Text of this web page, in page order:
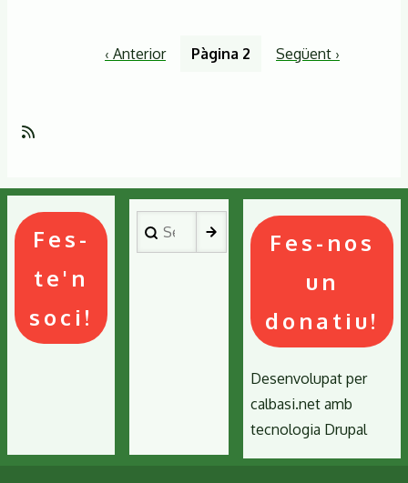
Pàgina
‹ Anterior Pàgina 2
Pàgina
Següent ›
Fes-
te'n
soci!
Search
Fes-nos
un
donatiu!
Desenvolupat per
calbasi.net amb
tecnologia Drupal